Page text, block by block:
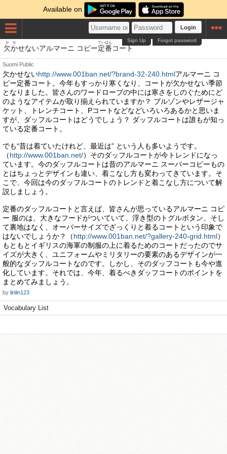
Available on
Login
Forgot password
Sign Up
欠か
かか
せないアルマーニ コピー定番
ていばん
コート
Suomi Public
欠かせないhttp://www.001ban.net/?brand-32-240.htmlアルマーニ コ
ピー定番コート。今年もすっかり寒くなり、コートが欠かせない季節
となりました。皆さんのワードローブの中には寒さをしのぐためにど
のようなアイテムが取り揃えられていますか？ ブルゾンやレザージャ
ケット、トレンチコート、Pコートなどなどいろいろあるかと思いま
すが、ダッフルコートはどうでしょう？ ダッフルコートは誰もが知っ
ている定番コート。
でも“昔は着ていたけれど、最近は” という人も多いようです。
（http://www.001ban.net/）そのダッフルコートが今トレンドになっ
ています。今のダッフルコートは昔のアルマーニ スーパーコピーもの
とはちょっとデザインも違い、着こなし方も変わってきています。そ
こで、今回は今のダッフルコートのトレンドと着こなし方について解
説しましょう。
定番のダッフルコートと言えば、皆さんが思っているアルマーニ コピ
ー 服のは、大きなフードがついていて、浮き型のトグルボタン、そし
て裏地はなく、オーバーサイズでざっくりと着るコートという印象で
はないでしょうか？（http://www.001ban.net/?gallery-240-grid.html）
もともとイギリスの海軍の制服の上に着るためのコートだったのでサ
イズが大きく、ユニフォームやミリタリーの要素のあるデザインが一
般的なダッフルコートなのです。しかし、そのダッフコートも今や進
化しています。それでは、今年、着るべきダッフコートのポイントを
まとめてみましょう。
by linlin123
Vocabulary List